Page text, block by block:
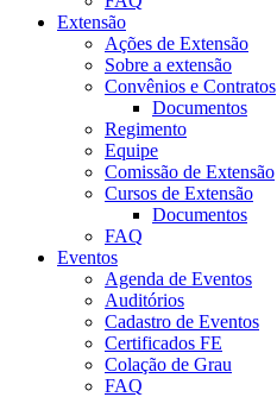
Extensão
Ações de Extensão
Sobre a extensão
Convênios e Contratos
Documentos
Regimento
Equipe
Comissão de Extensão
Cursos de Extensão
Documentos
FAQ
Eventos
Agenda de Eventos
Auditórios
Cadastro de Eventos
Certificados FE
Colação de Grau
FAQ